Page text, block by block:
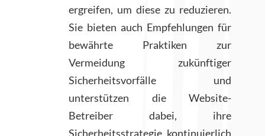
ergreifen, um diese zu reduzieren.
Sie bieten auch Empfehlungen für
bewährte Praktiken zur
Vermeidung zukünftiger
Sicherheitsvorfälle und
unterstützen die Website-
Betreiber dabei, ihre
Sicherheitsstrategie kontinuierlich